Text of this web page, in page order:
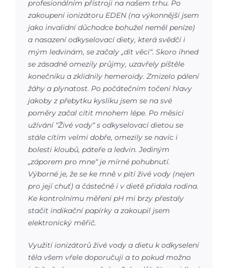
profesionálním přístroji na našem trhu. Po
zakoupení ionizátoru EDEN (na výkonnější jsem
jako invalidní důchodce bohužel neměl peníze)
a nasazení odkyselovací diety, která svědčí i
mým ledvinám, se začaly „dít věci“. Skoro ihned
se zásadně omezily průjmy, uzavřely píštěle
konečníku a zklidnily hemeroidy. Zmizelo pálení
žáhy a plynatost. Po počátečním točení hlavy
jakoby z přebytku kyslíku jsem se na své
poměry začal cítit mnohem lépe. Po měsíci
užívání “Živé vody“ s odkyselovací dietou se
stále cítím velmi dobře, omezily se navíc i
bolesti kloubů, páteře a ledvin. Jediným
„záporem pro mne“ je mírné pohubnutí.
Výborné je, že se ke mně v pití živé vody (nejen
pro její chuť) a částečně i v dietě přidala rodina.
Ke kontrolnímu měření pH mi brzy přestaly
stačit indikační papírky a zakoupil jsem
elektronický měřič.
Využití ionizátorů živé vody a dietu k odkyselení
těla všem vřele doporučuji a to pokud možno